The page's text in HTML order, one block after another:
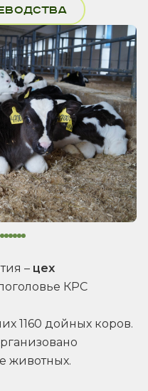
– цех
КРС
1160 дойных коров.
животных.